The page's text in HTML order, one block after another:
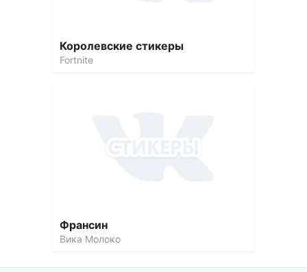
Королевские стикеры
Fortnite
Франсин
Вика Молоко